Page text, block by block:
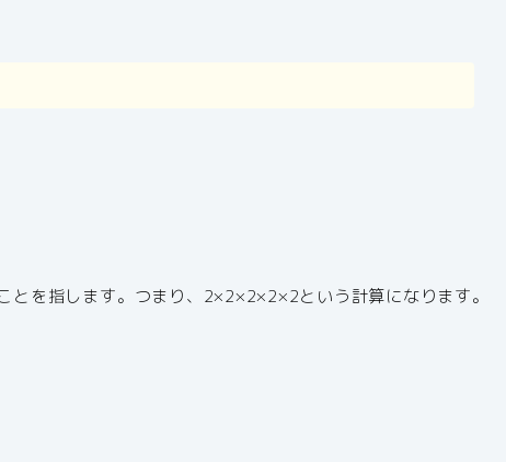
を指します。つまり、2×2×2×2×2という計算になります。